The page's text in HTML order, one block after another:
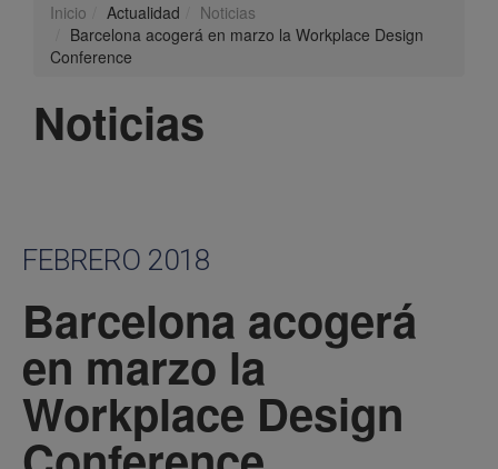
Inicio Actualidad
Noticias
Barcelona acogerá en marzo la Workplace Design
Conference
Noticias
FEBRERO 2018
Barcelona acogerá
en marzo la
Workplace Design